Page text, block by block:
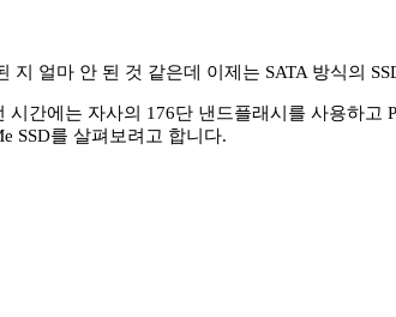
지 얼마 안 된 것 같은데 이제는 SATA 방식의
시간에는 자사의 176단 낸드플래시를 사용하
SSD를 살펴보려고 합니다.